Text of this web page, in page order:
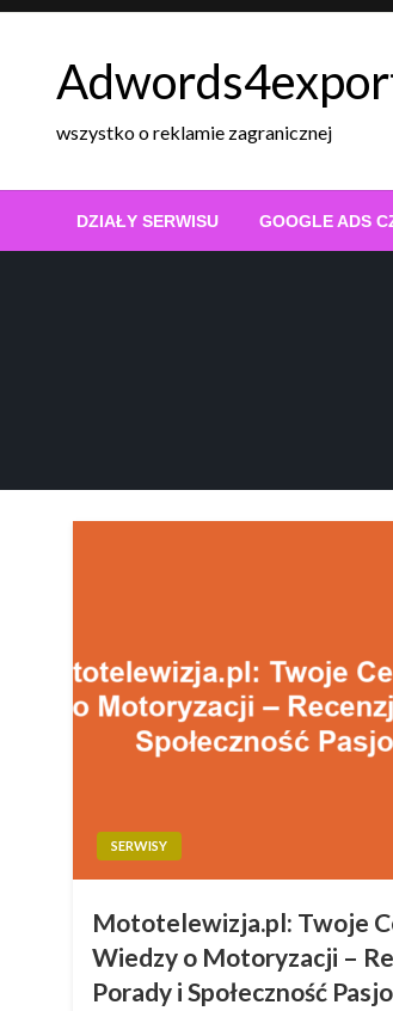
Skip
wszystko o reklamie zagranicznej
DZIAŁY SERWISU GOOGLE ADS
SERWISY
Mototelewizja.pl: Twoje
Wiedzy o Motoryzacji –
Porady i Społeczność